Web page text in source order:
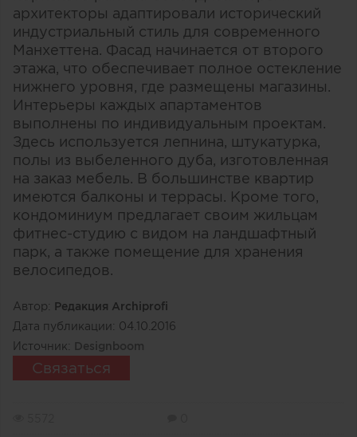
архитекторы адаптировали исторический
индустриальный стиль для современного
Манхеттена. Фасад начинается от второго
этажа, что обеспечивает полное остекление
нижнего уровня, где размещены магазины.
Интерьеры каждых апартаментов
выполнены по индивидуальным проектам.
Здесь используется лепнина, штукатурка,
полы из выбеленного дуба, изготовленная
на заказ мебель. В большинстве квартир
имеются балконы и террасы. Кроме того,
кондоминиум предлагает своим жильцам
фитнес-студию с видом на ландшафтный
парк, а также помещение для хранения
велосипедов.
Автор: Редакция Archiprofi
Дата публикации: 04.10.2016
Источник: Designboom
Связаться